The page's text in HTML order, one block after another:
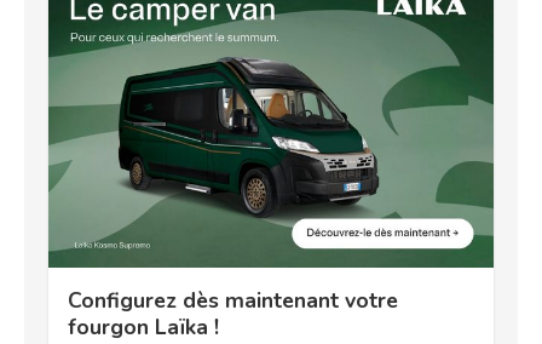
Configurez dès maintenant votre
fourgon Laïka !